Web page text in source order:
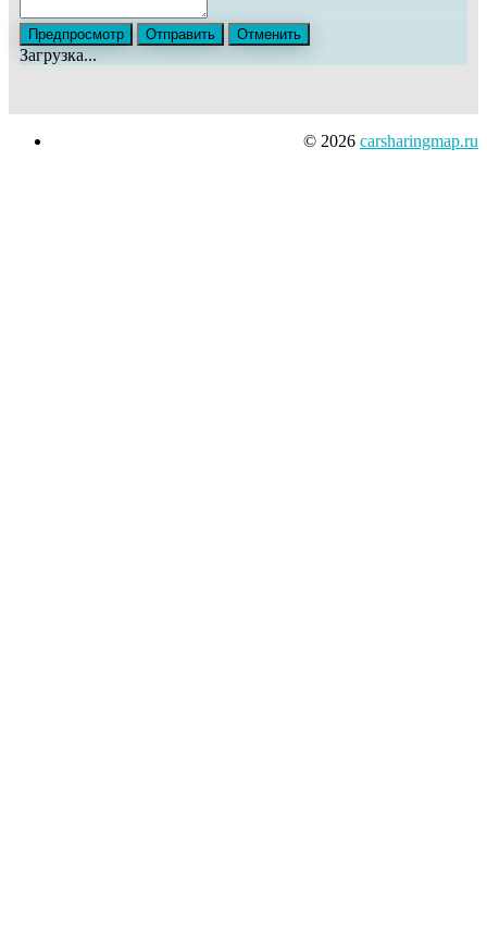
Загрузка...
© 2026 carsharingmap.ru